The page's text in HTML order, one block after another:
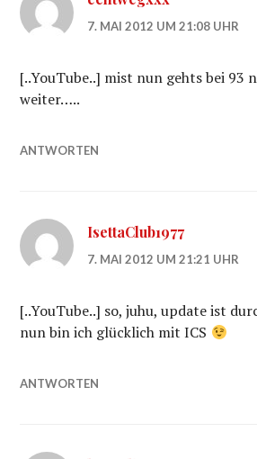
7. MAI 2012 UM 21:08 UHR
[..YouTube..] mist nun gehts bei 93
weiter…..
ANTWORTEN
IsettaClub1977
7. MAI 2012 UM 21:21 UHR
[..YouTube..] so, juhu, update ist
nun bin ich glücklich mit ICS
ANTWORTEN